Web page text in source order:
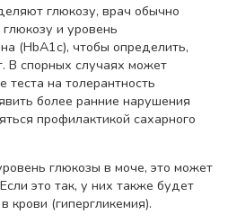
глюкозу, врач обычно
и уровень
(HbA1c), чтобы определить,
В спорных случаях может
теста на толерантность
более ранние нарушения
профилактикой сахарного
глюкозы в моче, это может
это так, у них также будет
крови (гипергликемия).